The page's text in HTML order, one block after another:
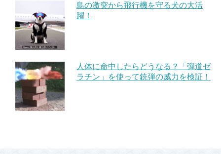
鳥の激突から飛行機を守る犬の大活
躍！
人体に命中したらどうなる？「弾道ゼ
ラチン」を使って銃弾の威力を検証！